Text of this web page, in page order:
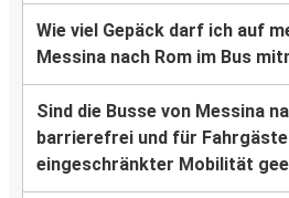
Wie viel Gepäck darf ich auf
Messina nach Rom im Bus
Sind die Busse von Messina
barrierefrei und für
eingeschränkter Mobilität